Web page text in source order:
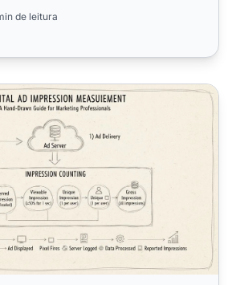
de leitura
São Medidas na Publicidade Digital?